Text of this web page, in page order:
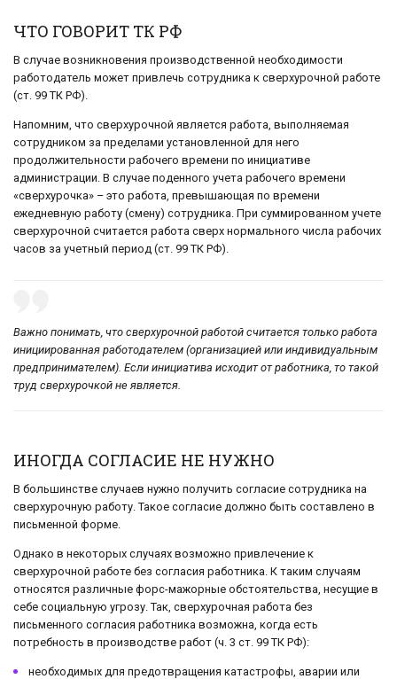
ЧТО ГОВОРИТ ТК РФ
В случае возникновения производственной необходимости
работодатель может привлечь сотрудника к сверхурочной работе
(ст. 99 ТК РФ).
Напомним, что сверхурочной является работа, выполняемая
сотрудником за пределами установленной для него
продолжительности рабочего времени по инициативе
администрации. В случае поденного учета рабочего времени
«сверхурочка» – это работа, превышающая по времени
ежедневную работу (смену) сотрудника. При суммированном учете
сверхурочной считается работа сверх нормального числа рабочих
часов за учетный период (ст. 99 ТК РФ).
Важно понимать, что сверхурочной работой считается только работа
инициированная работодателем (организацией или индивидуальным
предпринимателем). Если инициатива исходит от работника, то такой
труд сверхурочкой не является.
ИНОГДА СОГЛАСИЕ НЕ НУЖНО
В большинстве случаев нужно получить согласие сотрудника на
сверхурочную работу. Такое согласие должно быть составлено в
письменной форме.
Однако в некоторых случаях возможно привлечение к
сверхурочной работе без согласия работника. К таким случаям
относятся различные форс-мажорные обстоятельства, несущие в
себе социальную угрозу. Так, сверхурочная работа без
письменного согласия работника возможна, когда есть
потребность в производстве работ (ч. 3 ст. 99 ТК РФ):
необходимых для предотвращения катастрофы, аварии или